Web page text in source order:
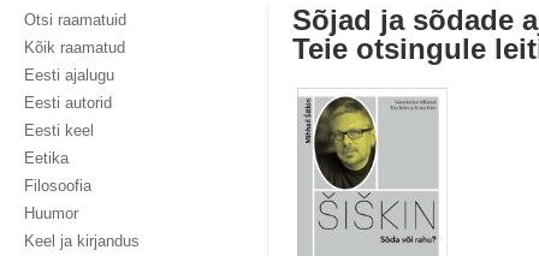
Otsi raamatuid
Kõik raamatud
Eesti ajalugu
Eesti autorid
Eesti keel
Eetika
Filosoofia
Huumor
Keel ja kirjandus
Sõjad ja sõdade
Teie otsingule